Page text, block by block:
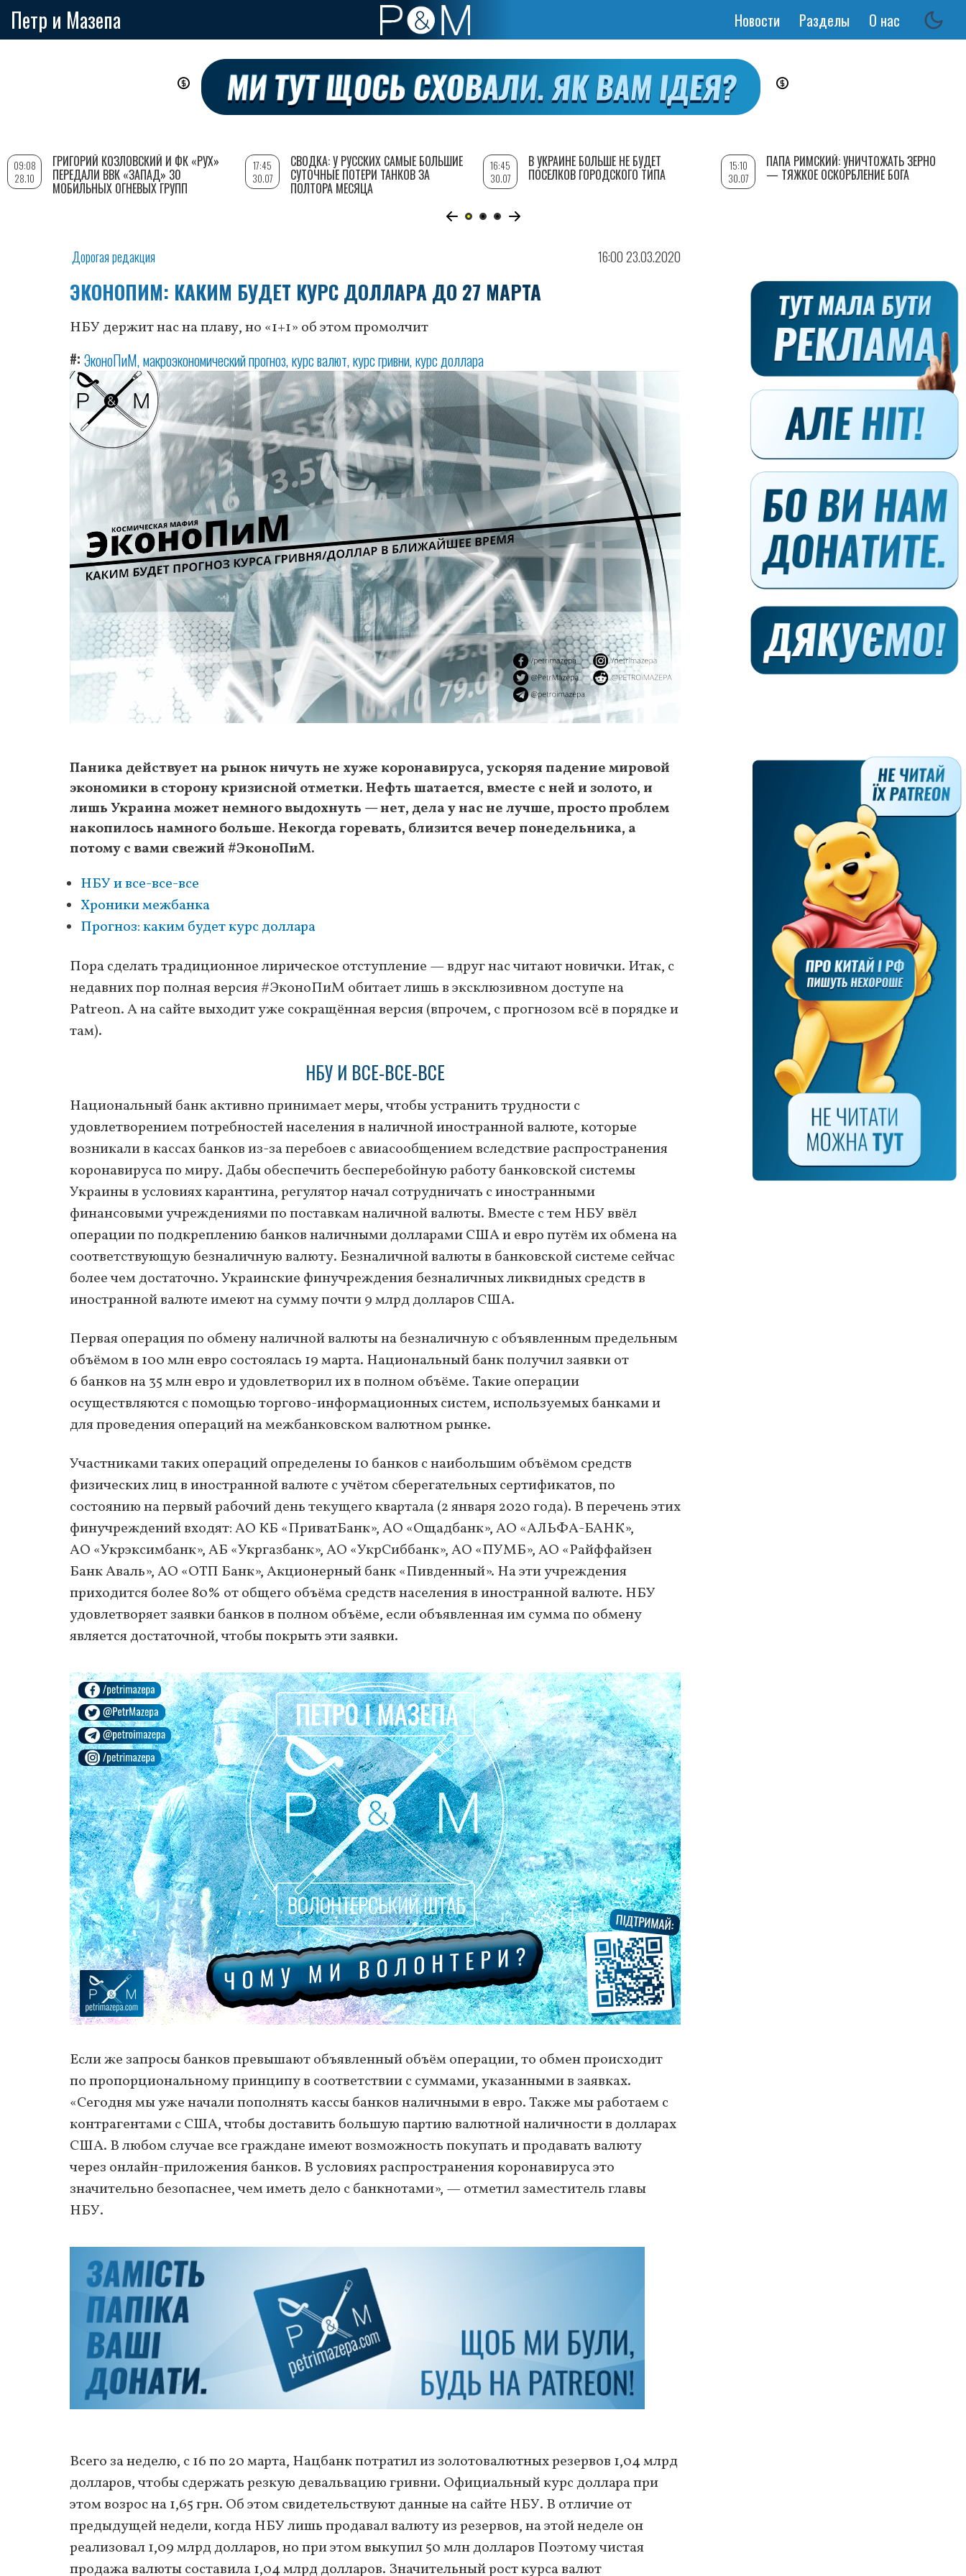
Петр и Мазепа
Основная
Новости Разделы О нас
Дорогая редакция 16:00 23.03.2020
ЭКОНОПИМ: КАКИМ БУДЕТ КУРС ДОЛЛАРА ДО 27 МАРТА
НБУ держит нас на плаву, но «1+1» об этом промолчит
# ЭконоПиМ макроэкономический прогноз курс валют курс гривни курс доллара
Паника действует на рынок ничуть не хуже коронавируса, ускоряя падение мировой
экономики в сторону кризисной отметки. Нефть шатается, вместе с ней и золото, и
лишь Украина может немного выдохнуть — нет, дела у нас не лучше, просто проблем
накопилось намного больше. Некогда горевать, близится вечер понедельника, а
потому с вами свежий #ЭконоПиМ.
НБУ и все-все-все
Хроники межбанка
Прогноз: каким будет курс доллара
Пора сделать традиционное лирическое отступление — вдруг нас читают новички. Итак, с
недавних пор полная версия #ЭконоПиМ обитает лишь в эксклюзивном доступе на
Patreon. А на сайте выходит уже сокращённая версия (впрочем, с прогнозом всё в порядке и
там).
НБУ И ВСЕ-ВСЕ-ВСЕ
Национальный банк активно принимает меры, чтобы устранить трудности с
удовлетворением потребностей населения в наличной иностранной валюте, которые
возникали в кассах банков из-за перебоев с авиасообщением вследствие распространения
коронавируса по миру. Дабы обеспечить бесперебойную работу банковской системы
Украины в условиях карантина, регулятор начал сотрудничать с иностранными
финансовыми учреждениями по поставкам наличной валюты. Вместе с тем НБУ ввёл
операции по подкреплению банков наличными долларами США и евро путём их обмена на
соответствующую безналичную валюту. Безналичной валюты в банковской системе сейчас
более чем достаточно. Украинские финучреждения безналичных ликвидных средств в
иностранной валюте имеют на сумму почти 9 млрд долларов США.
Первая операция по обмену наличной валюты на безналичную с объявленным предельным
объёмом в 100 млн евро состоялась 19 марта. Национальный банк получил заявки от
6 банков на 35 млн евро и удовлетворил их в полном объёме. Такие операции
осуществляются с помощью торгово-информационных систем, используемых банками и
для проведения операций на межбанковском валютном рынке.
Участниками таких операций определены 10 банков с наибольшим объёмом средств
физических лиц в иностранной валюте с учётом сберегательных сертификатов, по
состоянию на первый рабочий день текущего квартала (2 января 2020 года). В перечень этих
финучреждений входят: АО КБ «ПриватБанк», АО «Ощадбанк», АО «АЛЬФА-БАНК»,
АО «Укрэксимбанк», АБ «Укргазбанк», АО «УкрСиббанк», АО «ПУМБ», АО «Райффайзен
Банк Аваль», АО «ОТП Банк», Акционерный банк «Пивденный». На эти учреждения
приходится более 80% от общего объёма средств населения в иностранной валюте. НБУ
удовлетворяет заявки банков в полном объёме, если объявленная им сумма по обмену
является достаточной, чтобы покрыть эти заявки.
Если же запросы банков превышают объявленный объём операции, то обмен происходит
по пропорциональному принципу в соответствии с суммами, указанными в заявках.
«Сегодня мы уже начали пополнять кассы банков наличными в евро. Также мы работаем с
контрагентами с США, чтобы доставить большую партию валютной наличности в долларах
США. В любом случае все граждане имеют возможность покупать и продавать валюту
через онлайн-приложения банков. В условиях распространения коронавируса это
значительно безопаснее, чем иметь дело с банкнотами», — отметил заместитель главы
НБУ.
Всего за неделю, с 16 по 20 марта, Нацбанк потратил из золотовалютных резервов 1,04 млрд
долларов, чтобы сдержать резкую девальвацию гривни. Официальный курс доллара при
этом возрос на 1,65 грн. Об этом свидетельствуют данные на сайте НБУ. В отличие от
предыдущей недели, когда НБУ лишь продавал валюту из резервов, на этой неделе он
реализовал 1,09 млрд долларов, но при этом выкупил 50 млн долларов Поэтому чистая
продажа валюты составила 1,04 млрд долларов. Значительный рост курса валют
09:08
28.10
ГРИГОРИЙ КОЗЛОВСКИЙ И ФК «РУХ»
ПЕРЕДАЛИ ВВК «ЗАПАД» 30
МОБИЛЬНЫХ ОГНЕВЫХ ГРУПП
17:45
30.07
СВОДКА: У РУССКИХ САМЫЕ БОЛЬШИЕ
СУТОЧНЫЕ ПОТЕРИ ТАНКОВ ЗА
ПОЛТОРА МЕСЯЦА
16:45
30.07
В УКРАИНЕ БОЛЬШЕ НЕ БУДЕТ
ПОСЕЛКОВ ГОРОДСКОГО ТИПА
15:10
30.07
ПАПА РИМСКИЙ: УНИЧТОЖАТЬ ЗЕРНО
— ТЯЖКОЕ ОСКОРБЛЕНИЕ БОГА